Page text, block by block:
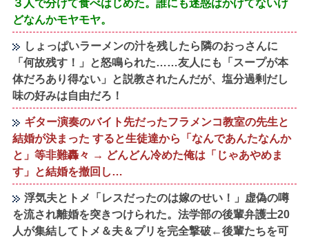
３人で分けて食べはじめた。誰にも迷惑はかけてないけ
どなんかモヤモヤ。
しょっぱいラーメンの汁を残したら隣のおっさんに
「何故残す！」と怒鳴られた……友人にも「スープが本
体だろあり得ない」と説教されたんだが、塩分過剰だし
味の好みは自由だろ！
ギター演奏のバイト先だったフラメンコ教室の先生と
結婚が決まった すると生徒達から「なんであんたなんか
と」等非難轟々 → どんどん冷めた俺は「じゃあやめま
す」と結婚を撤回し…
浮気夫とトメ「レスだったのは嫁のせい！」虚偽の噂
を流され離婚を突きつけられた。法学部の後輩弁護士20
人が集結してトメ＆夫＆プリを完全撃破←後輩たちを可